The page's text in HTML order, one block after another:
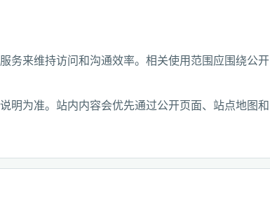
务来维持访问和沟通效率。相关使用范围应围绕公开
明为准。站内内容会优先通过公开页面、站点地图和